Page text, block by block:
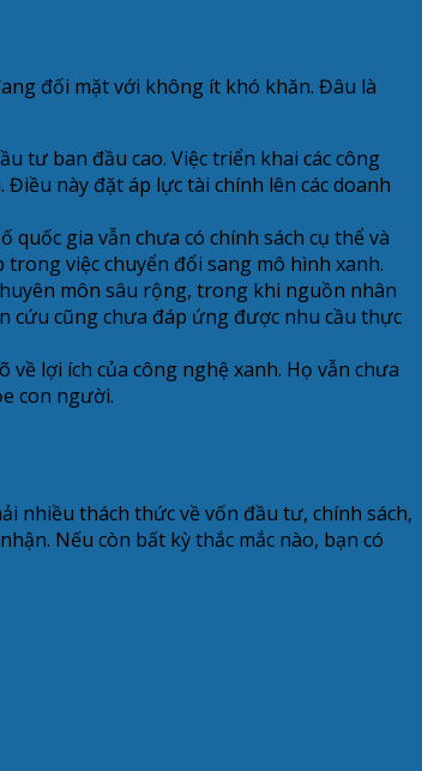
đối mặt với không ít khó khăn. Đâu là
tư ban đầu cao. Việc triển khai các công
này đặt áp lực tài chính lên các doanh
gia vẫn chưa có chính sách cụ thể và
việc chuyển đổi sang mô hình xanh.
môn sâu rộng, trong khi nguồn nhân
cứu cũng chưa đáp ứng được nhu cầu thực
lợi ích của công nghệ xanh. Họ vẫn chưa
con người.
nhiều thách thức về vốn đầu tư, chính sách,
Nếu còn bất kỳ thắc mắc nào, bạn có